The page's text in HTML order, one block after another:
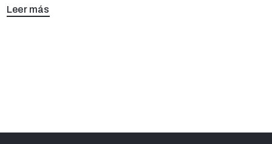
Leer más